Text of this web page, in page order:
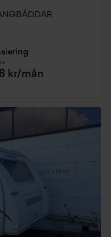
kr/mån